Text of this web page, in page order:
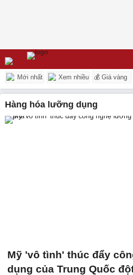
Mới nhất Xem nhiều 💰 Giá vàng
hàng hóa lưỡng dụng
Mỹ 'vô tình' thúc đẩy
dụng của Trung Quốc